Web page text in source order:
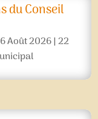
du Conseil
6 Août 2026|22